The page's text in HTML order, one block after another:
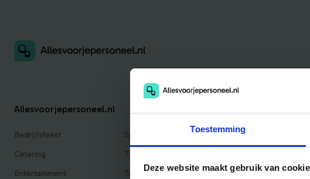
Toestemming
Deze website maakt gebruik van
Allesvoorjepersoneel.nl
Bedrijfsfeest
Catering
Entertainment
Sportief
Teambuilding
Traktaties & Geschenken